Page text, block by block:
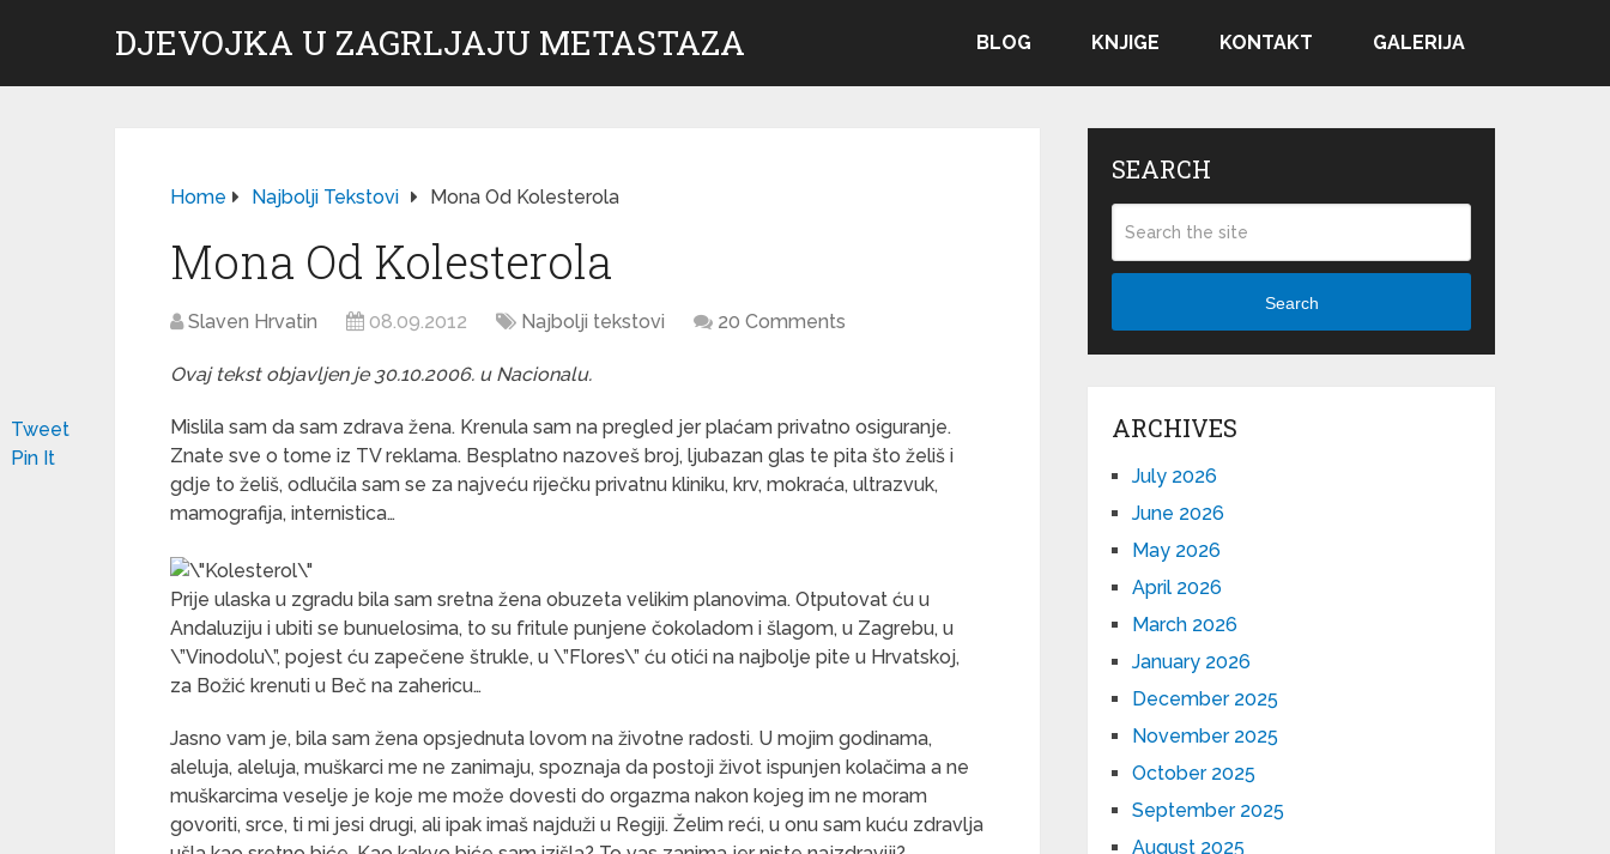
DJEVOJKA U ZAGRLJAJU METASTAZA BLOG KNJIGE KONTAKT GALERIJA
Home Najbolji Tekstovi Mona Od Kolesterola
Mona Od Kolesterola
Slaven Hrvatin 08.09.2012 Najbolji tekstovi 20 Comments
Ovaj tekst objavljen je 30.10.2006. u Nacionalu.
Mislila sam da sam zdrava žena. Krenula sam na pregled jer plaćam privatno osiguranje.
Znate sve o tome iz TV reklama. Besplatno nazoveš broj, ljubazan glas te pita što želiš i
gdje to želiš, odlučila sam se za najveću riječku privatnu kliniku, krv, mokraća, ultrazvuk,
mamografija, internistica…
Prije ulaska u zgradu bila sam sretna žena obuzeta velikim planovima. Otputovat ću u
Andaluziju i ubiti se bunuelosima, to su fritule punjene čokoladom i šlagom, u Zagrebu, u
\”Vinodolu\”, pojest ću zapečene štrukle, u \”Flores\” ću otići na najbolje pite u Hrvatskoj,
za Božić krenuti u Beč na zahericu…
Jasno vam je, bila sam žena opsjednuta lovom na životne radosti. U mojim godinama,
aleluja, aleluja, muškarci me ne zanimaju, spoznaja da postoji život ispunjen kolačima a ne
muškarcima veselje je koje me može dovesti do orgazma nakon kojeg im ne moram
govoriti, srce, ti mi jesi drugi, ali ipak imaš najduži u Regiji. Želim reći, u onu sam kuću zdravlja
Tweet
Pin It
SEARCH
Search
ARCHIVES
July 2026
June 2026
May 2026
April 2026
March 2026
January 2026
December 2025
November 2025
October 2025
September 2025
August 2025